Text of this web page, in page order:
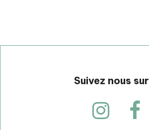
Suivez nous sur